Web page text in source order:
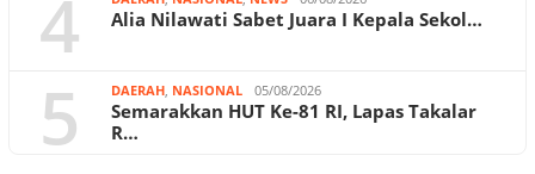
4 Alia Nilawati Sabet Juara I Kepala Sekol…
5 DAERAH NASIONAL 05/08/2026
Semarakkan HUT Ke-81 RI, Lapas Takalar
R…